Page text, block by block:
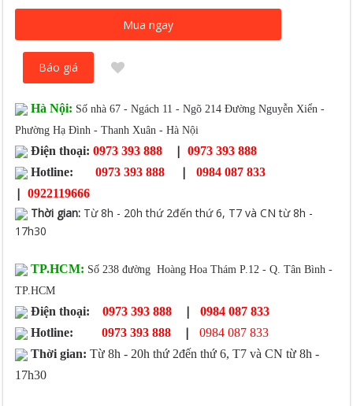
Mua ngay
Báo giá
Hà Nội: Số nhà 67 - Ngách 11 - Ngõ 214 Đường Nguyễn Xiển -
Phường Hạ Đình - Thanh Xuân - Hà Nội
Điện thoại: 0973 393 888 |
0973 393 888
Hotline:
0973 393 888 | 0984 087 833
| 0922119666
Thời gian: Từ 8h - 20h thứ 2đến thứ 6, T7 và CN từ 8h -
17h30
TP.HCM: Số 238 đường Hoàng Hoa Thám P.12 - Q. Tân Bình -
TP.HCM
Điện thoại: 0973 393 888 |
0984 087 833
Hotline:
0973 393 888 |
0984 087 833
Thời gian: Từ 8h - 20h thứ 2đến thứ 6, T7 và CN từ 8h -
17h30